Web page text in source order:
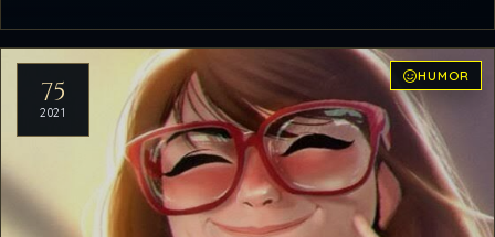
75
2021
HUMOR